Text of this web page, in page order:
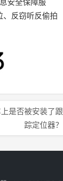
、反窃听反偷拍
是否被安装了跟
踪定位器？